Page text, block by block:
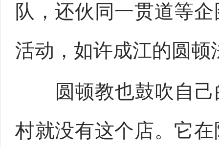
队，还伙同一贯道等
活动，如许成江的圆顿
圆顿教也鼓吹自己
村就没有这个店。它